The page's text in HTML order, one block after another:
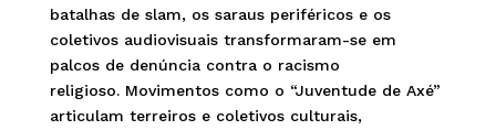
batalhas de slam, os saraus periféricos e os
coletivos audiovisuais transformaram-se em
palcos de denúncia contra o racismo
religioso. Movimentos como o “Juventude de Axé”
articulam terreiros e coletivos culturais,